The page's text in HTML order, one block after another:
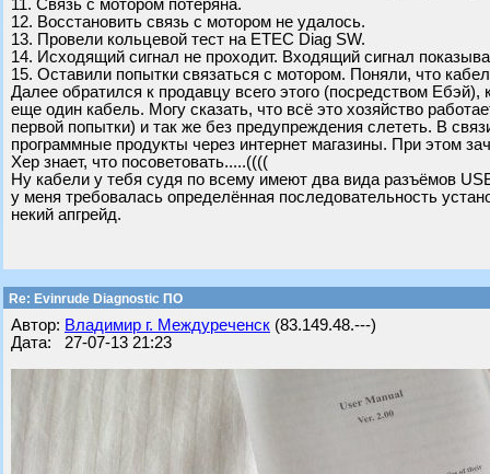
11. Связь с мотором потеряна.
12. Восстановить связь с мотором не удалось.
13. Провели кольцевой тест на ETEC Diag SW.
14. Исходящий сигнал не проходит. Входящий сигнал
15. Оставили попытки связаться с мотором. Поняли, что
Далее обратился к продавцу всего этого (посредством
еще один кабель. Могу сказать, что всё это хозяйство
первой попытки) и так же без предупреждения слететь. В
программные продукты через интернет магазины. При этом
Хер знает, что посоветовать.....((((
Ну кабели у тебя судя по всему имеют два вида разъёмов
у меня требовалась определённая последовательность
некий апгрейд.
Re: Evinrude Diagnostic ПО
Автор: Владимир г. Междуреченск (83.149.48.---)
Дата: 27-07-13 21:23